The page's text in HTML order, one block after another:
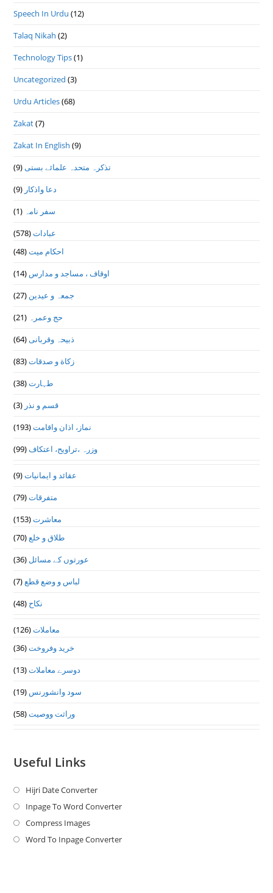
Speech In Urdu (12)
Talaq Nikah (2)
Technology Tips(1)
Uncategorized (3)
Urdu Articles(68)
Zakat(7)
Zakat In English (9)
تذكرہ متحدہ علمائے بستى(9)
دعا واذكار (9)
سفر نامہ (1)
عبادات(578)
احکام میت(48)
اوقاف ، مساجد و مدارس (14)
جمعہ و عیدین (27)
حج وعمرہ (21)
ذبیحہ وقربانی(64)
زکاة و صدقات(83)
طہارت(38)
قسم و نذر (3)
نماز، اذان واقامت(193)
وزرہ ،تراويح، اعتكاف(99)
عقائد و ایمانیات(9)
متفرقات(79)
معاشرت(153)
طلاق و خلع(70)
عورتوں کے مسائل (36)
لباس و وضع قطع(7)
نکاح (48)
معاملات(126)
خرید وفروخت(36)
دوسرے معاملات(13)
سود وانشورنس (19)
وراثت ووصيت(58)
Useful Links
Hijri Date ConverterOpens
in
new
Inpage To Word ConverterOpens
a
Compress ImagesOpens
in
Word To Inpage ConverterOpens